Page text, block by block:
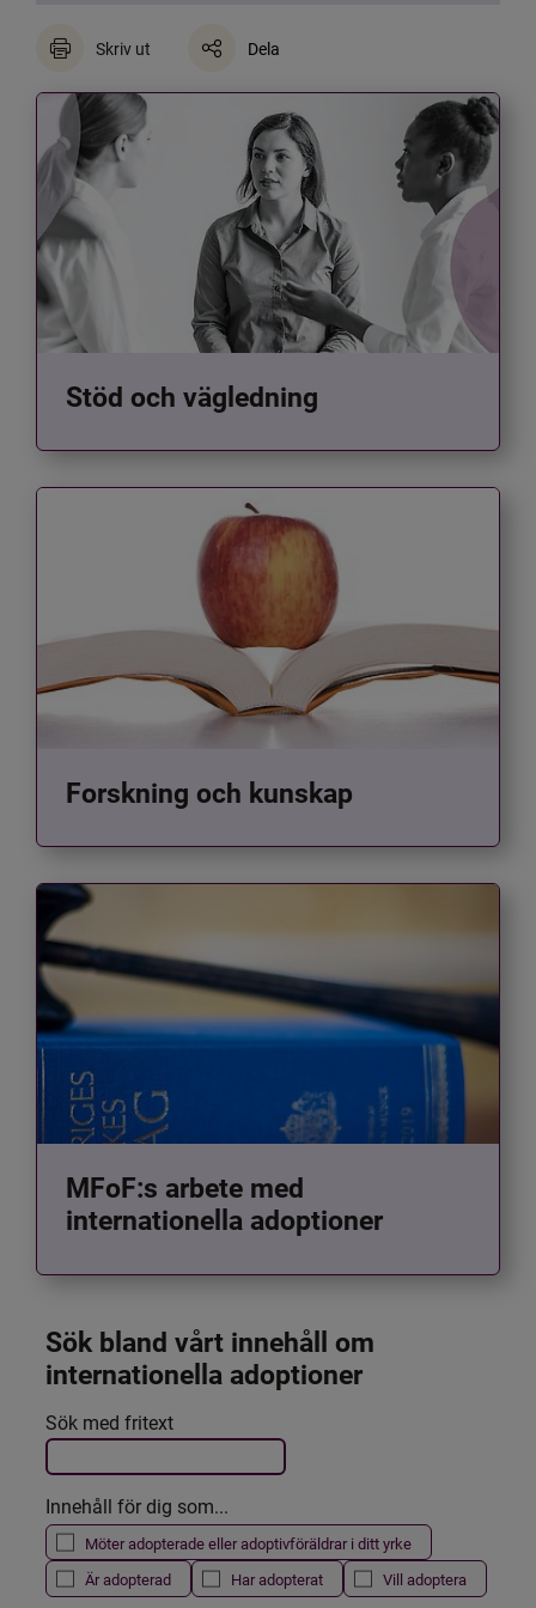
Skriv ut Dela
Stöd och vägledning
Forskning och kunskap
MFoF:s arbete med
internationella adoptioner
Sök bland vårt innehåll om
internationella adoptioner
Filtrera resultatet
Det här formuläret postas automatiskt
Sök med fritext
Innehåll för dig som...
Möter adopterade eller adoptivföräldrar i ditt yrke
Är adopterad
Har adopterat Vill adoptera